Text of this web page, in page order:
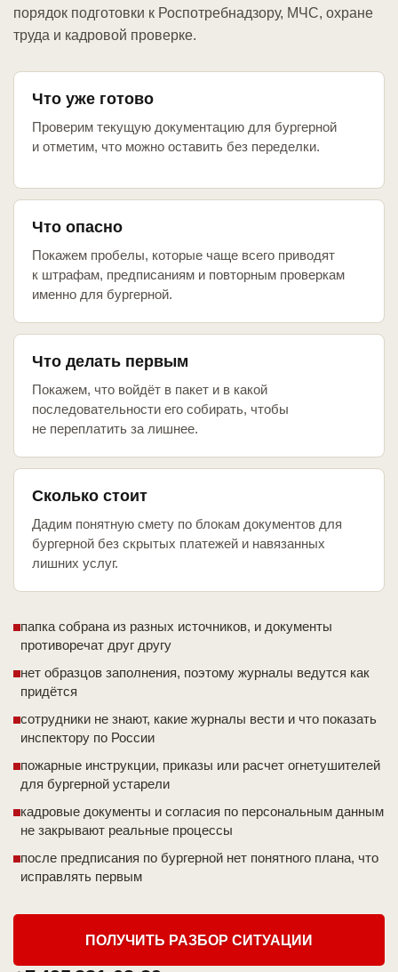
порядок подготовки к Роспотребнадзору, МЧС, охране
труда и кадровой проверке.
Что уже готово
Проверим текущую документацию для бургерной
и отметим, что можно оставить без переделки.
Что опасно
Покажем пробелы, которые чаще всего приводят
к штрафам, предписаниям и повторным проверкам
именно для бургерной.
Что делать первым
Покажем, что войдёт в пакет и в какой
последовательности его собирать, чтобы
не переплатить за лишнее.
Сколько стоит
Дадим понятную смету по блокам документов для
бургерной без скрытых платежей и навязанных
лишних услуг.
папка собрана из разных источников, и документы
противоречат друг другу
нет образцов заполнения, поэтому журналы ведутся как
придётся
сотрудники не знают, какие журналы вести и что показать
инспектору по России
пожарные инструкции, приказы или расчет огнетушителей
для бургерной устарели
кадровые документы и согласия по персональным данным
не закрывают реальные процессы
после предписания по бургерной нет понятного плана, что
исправлять первым
ПОЛУЧИТЬ РАЗБОР СИТУАЦИИ